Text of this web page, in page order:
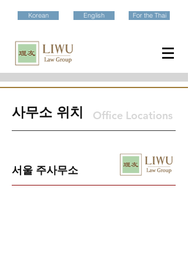
Korean English For the Thai
​사무소 위치 Office Locations
​서울 주사무소